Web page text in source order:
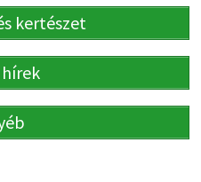
kertészet
hírek